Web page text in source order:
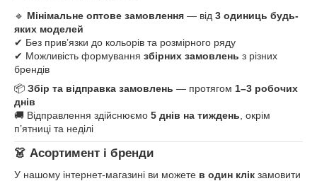
🔹 Мінімальне оптове замовлення — від 3 одиниць будь-
яких моделей
✔ Без прив’язки до кольорів та розмірного ряду
✔ Можливість формування збірних замовлень з різних
брендів
📦 Збір та відправка замовлень — протягом 1–3 робочих
днів
🚚 Відправлення здійснюємо 5 днів на тиждень , окрім
п’ятниці та неділі
👗 Асортимент і бренди
У нашому інтернет-магазині ви можете в один клік замовити